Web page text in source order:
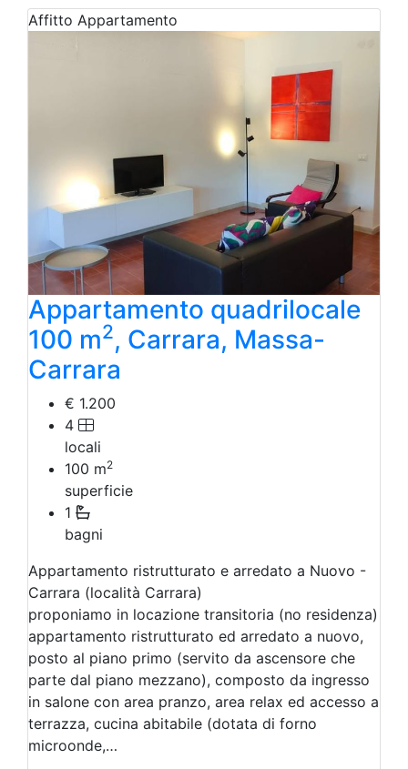
Affitto Appartamento
Appartamento quadrilocale
100 m2, Carrara, Massa-
Carrara
€ 1.200
4
locali
100 m2
superficie
1
bagni
Appartamento ristrutturato e arredato a Nuovo -
Carrara (località Carrara)
proponiamo in locazione transitoria (no residenza)
appartamento ristrutturato ed arredato a nuovo,
posto al piano primo (servito da ascensore che
parte dal piano mezzano), composto da ingresso
in salone con area pranzo, area relax ed accesso a
terrazza, cucina abitabile (dotata di forno
microonde,…